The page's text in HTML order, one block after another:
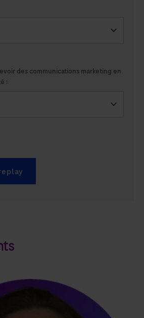
des communications marketing en
: